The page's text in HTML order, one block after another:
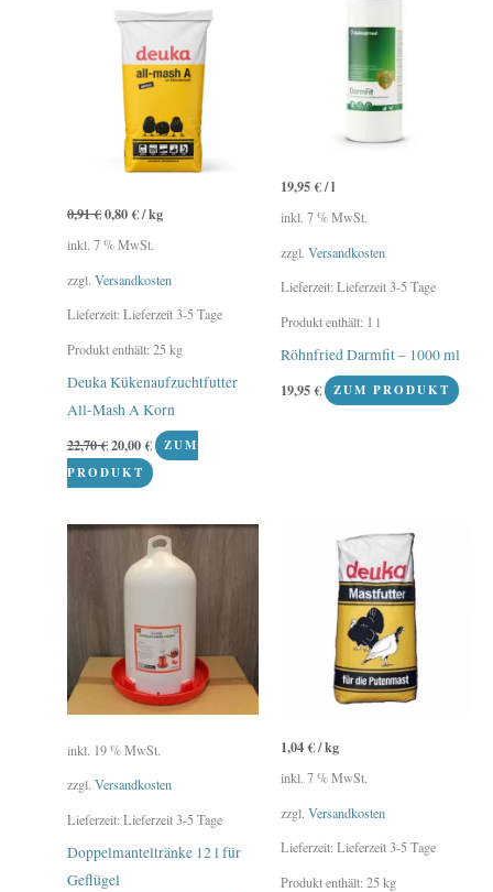
0,91€0,80€/kg
inkl. 7 % MwSt.
zzgl.Versandkosten
Lieferzeit:Lieferzeit 3-5 Tage
Produkt enthält: 25kg
Deuka Kükenaufzuchtfutter
All-Mash A Korn
22,70€
22,70 €
20,00€
20,00 €.
ZUM
PRODUKT
19,95€/l
inkl. 7 % MwSt.
zzgl. Versandkosten
Lieferzeit:Lieferzeit 3-5 Tage
Produkt enthält: 1 l
Röhnfried Darmfit – 1000 ml
19,95€ ZUM PRODUKT
inkl. 19 % MwSt.
zzgl.Versandkosten
Lieferzeit:Lieferzeit 3-5 Tage
Doppelmanteltränke 12 l für
Geflügel
1,04€/kg
inkl. 7 % MwSt.
zzgl. Versandkosten
Lieferzeit:Lieferzeit 3-5 Tage
Produkt enthält: 25kg